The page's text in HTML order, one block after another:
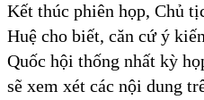
Kết thúc phiên họp, Chủ
Huệ cho biết, căn cứ ý
Quốc hội thống nhất kỳ
sẽ xem xét các nội dung